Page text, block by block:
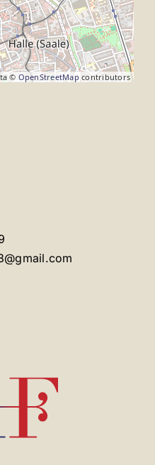
© OpenStreetMap contributors